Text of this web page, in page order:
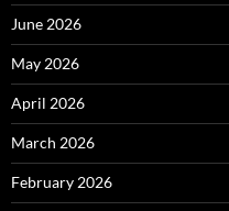
June 2026
May 2026
April 2026
March 2026
February 2026